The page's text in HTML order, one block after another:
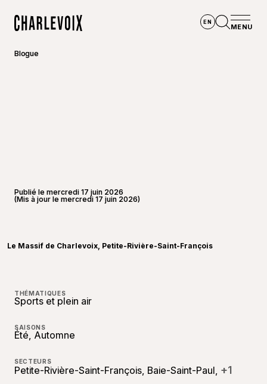
EN
MENU
Blogue
Publié le mercredi 17 juin 2026
(Mis à jour le mercredi 17 juin 2026)
Le Massif de Charlevoix, Petite-Rivière-Saint-François
THÉMATIQUES
Sports et plein air
SAISONS
Été, Automne
SECTEURS
Petite-Rivière-Saint-François, Baie-Saint-Paul, +1